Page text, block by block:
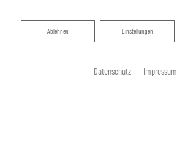
Einstellungen
Ablehnen
Ablehnen
Datenschutz Impressum